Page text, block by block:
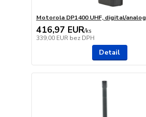
Motorola DP1400 UHF, digital/analog
416,97 EUR/ks
339,00 EUR bez DPH
Detail